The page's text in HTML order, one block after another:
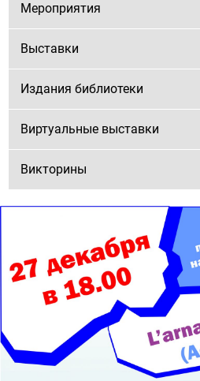
Мероприятия
Выставки
Издания библиотеки
Виртуальные выставки
Викторины